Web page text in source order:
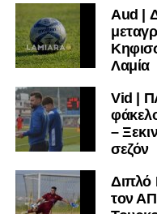
Ακολουθήστε το
μαθαίνετε πρώτοι τα
υπόλοιπο κόσμο.
μαθαίνετε σε χρόνο dt
Aud |
Λαμία
Vid |
–
σεζόν
Διπλό
τον